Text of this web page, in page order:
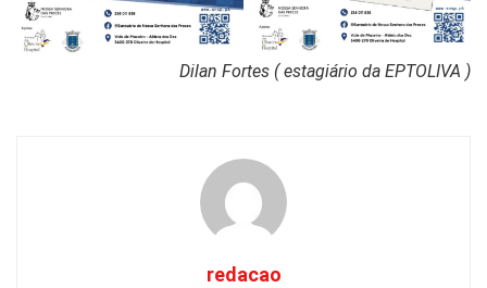
Dilan Fortes ( estagiário da EPTOLIVA )
redacao